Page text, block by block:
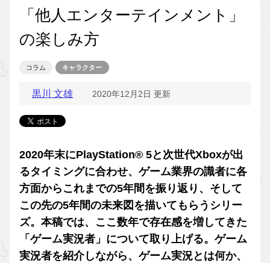
「他人エンターテインメント」
の楽しみ方
コラム キャラクター
黒川 文雄 2020年12月2日 更新
2020年末にPlayStation® 5と次世代Xboxが出
るタイミングに合わせ、ゲーム業界の識者に各
方面からこれまでの5年間を振り返り、そして
この先の5年間の未来図を描いてもらうシリー
ズ。本稿では、ここ数年で存在感を増してきた
「ゲーム実況者」について取り上げる。ゲーム
実況者を紹介しながら、ゲーム実況とは何か、